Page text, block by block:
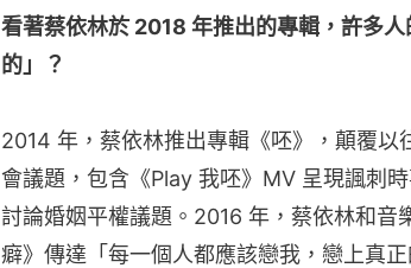
看著蔡依林於 2018 年推出的專輯，許多
的」？
2014 年，蔡依林推出專輯《呸》，顛覆以
會議題，包含《Play 我呸》MV 呈現諷刺
討論婚姻平權議題。2016 年，蔡依林和音
癖》傳達「每一個人都應該戀我，戀上真